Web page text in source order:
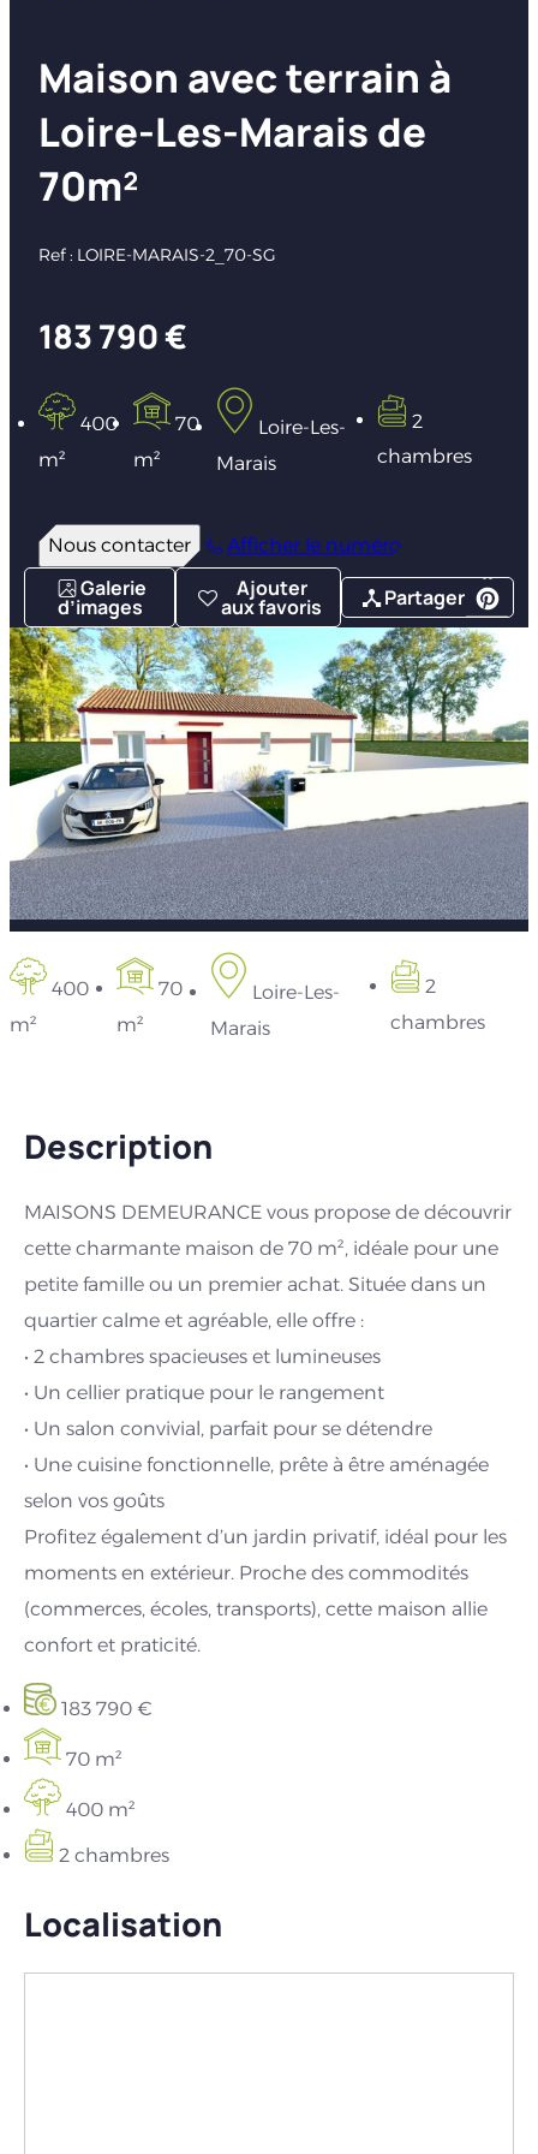
Maison avec terrain à
Loire-Les-Marais de
70m²
Ref : LOIRE-MARAIS-2_70-SG
183 790 €
400
m²
70
m²
Loire-Les-
Marais
2
chambres
Nous contacter Afficher le numéro
Galerie
d’images
Ajouter
aux favoris Partager
400
m²
70
m²
Loire-Les-
Marais
2
chambres
Description
MAISONS DEMEURANCE vous propose de découvrir
cette charmante maison de 70 m², idéale pour une
petite famille ou un premier achat. Située dans un
quartier calme et agréable, elle offre :
• 2 chambres spacieuses et lumineuses
• Un cellier pratique pour le rangement
• Un salon convivial, parfait pour se détendre
• Une cuisine fonctionnelle, prête à être aménagée
selon vos goûts
Profitez également d’un jardin privatif, idéal pour les
moments en extérieur. Proche des commodités
(commerces, écoles, transports), cette maison allie
confort et praticité.
183 790 €
70 m²
400 m²
2 chambres
Localisation